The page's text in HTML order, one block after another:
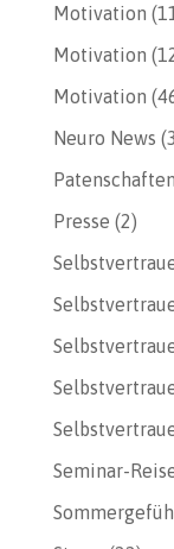
Motivation
Motivation
Motivation
Neuro News
Patenschaften
Presse (2)
Seminar-
Sommergefühl